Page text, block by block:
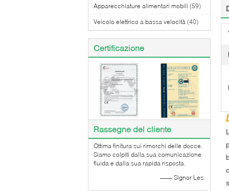
Apparecchiature alimentari mobili (59)
Veicolo elettrico a bassa velocità (40)
Certificazione
Rassegne del cliente
Ottima finitura sui rimorchi delle docce.
Siamo colpiti dalla sua comunicazione
fluida e dalla sua rapida risposta.
—— Signor Les.